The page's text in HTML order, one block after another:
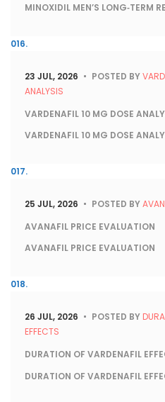
MINOXIDIL MEN’S LONG‑TERM
23 JUL, 2026 POSTED BY
ANALYSIS
VARDENAFIL 10 MG DOSE
VARDENAFIL 10 MG DOSE
25 JUL, 2026 POSTED BY
AVANAFIL PRICE EVALUATION
AVANAFIL PRICE EVALUATION
26 JUL, 2026 POSTED BY
EFFECTS
DURATION OF VARDENAFIL
DURATION OF VARDENAFIL